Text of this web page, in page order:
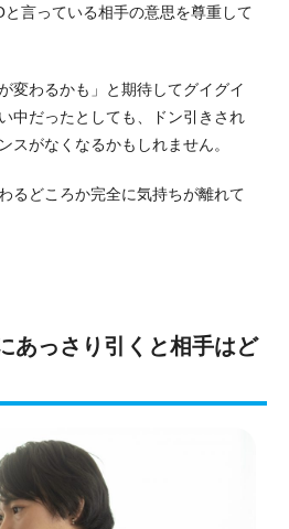
言っている相手の意思を尊重して
変わるかも」と期待してグイグイ
中だったとしても、ドン引きされ
スがなくなるかもしれません。
るどころか完全に気持ちが離れて
あっさり引くと相手はど